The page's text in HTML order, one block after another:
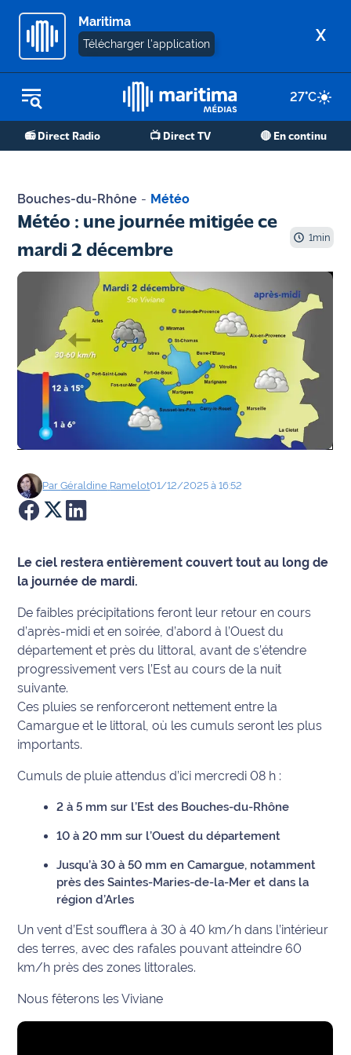
Maritima
Télécharger l'application X
27°C
📻 Direct Radio 📺 Direct TV 🔴 En continu
REPLAY RADIO
REPLAY TV
Martigues
de Berre
Agenda
Faits
divers
Sports
Société
Économie
Éducation
Emploi
Environnement
Info
route
Justice
Politique
Santé
Social
Transport
Bouches-du-Rhône - Météo
Météo : une journée mitigée ce
mardi 2 décembre
1min
ParGéraldine Ramelot01/12/2025 à 16:52
Le ciel restera entièrement couvert tout au long de
la journée de mardi.
De faibles précipitations feront leur retour en cours
d’après-midi et en soirée, d’abord à l’Ouest du
département et près du littoral, avant de s’étendre
progressivement vers l’Est au cours de la nuit
suivante.
Ces pluies se renforceront nettement entre la
Camargue et le littoral, où les cumuls seront les plus
importants.
Cumuls de pluie attendus d’ici mercredi 08 h :
2 à 5 mm sur l’Est des Bouches-du-Rhône
10 à 20 mm sur l’Ouest du département
Jusqu’à 30 à 50 mm en Camargue, notamment
près des Saintes-Maries-de-la-Mer et dans la
région d’Arles
Un vent d’Est soufflera à 30 à 40 km/h dans l’intérieur
des terres, avec des rafales pouvant atteindre 60
km/h près des zones littorales.
Nous fêterons les Viviane